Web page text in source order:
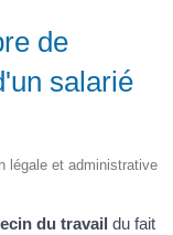
de
salarié
légale et administrative
du travail du fait